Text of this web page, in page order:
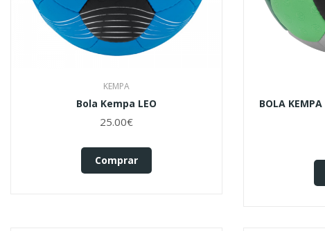
KEMPA
Bola Kempa LEO
25.00€
Comprar
BOLA